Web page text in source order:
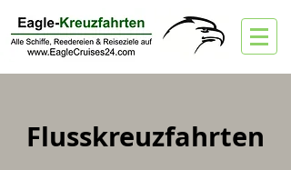
Flusskreuzfahrten